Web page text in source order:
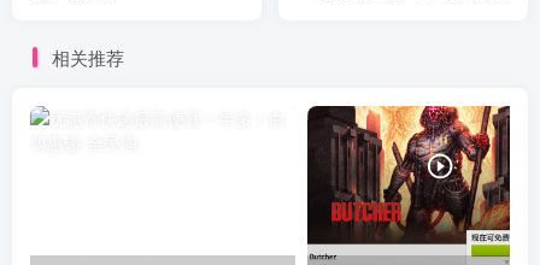
相关推荐